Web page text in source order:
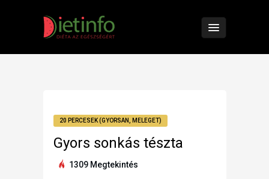
20 PERCESEK (GYORSAN, MELEGET)
Gyors sonkás tészta
1309 Megtekintés